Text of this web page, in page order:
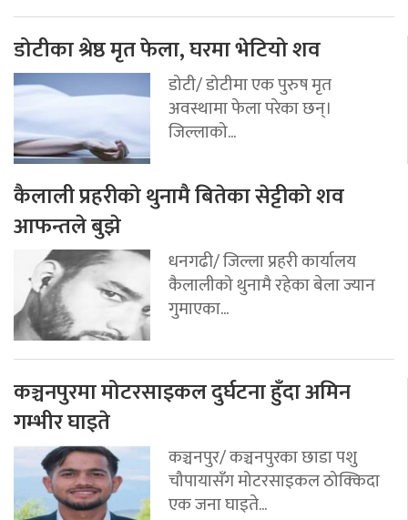
डोटीका श्रेष्ठ मृत फेला, घरमा भेटियो शव
डोटी/ डोटीमा एक पुरुष मृत
अवस्थामा फेला परेका छन्।
जिल्लाको...
कैलाली प्रहरीको थुनामै बितेका सेट्टीको शव
आफन्तले बुझे
धनगढी/ जिल्ला प्रहरी कार्यालय
कैलालीको थुनामै रहेका बेला ज्यान
गुमाएका...
कञ्चनपुरमा मोटरसाइकल दुर्घटना हुँदा अमिन
गम्भीर घाइते
कञ्चनपुर/ कञ्चनपुरका छाडा पशु
चौपायासँग मोटरसाइकल ठोक्किदा
एक जना घाइते...